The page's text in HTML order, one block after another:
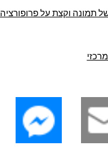
תמונה וקצת על פרופורציה